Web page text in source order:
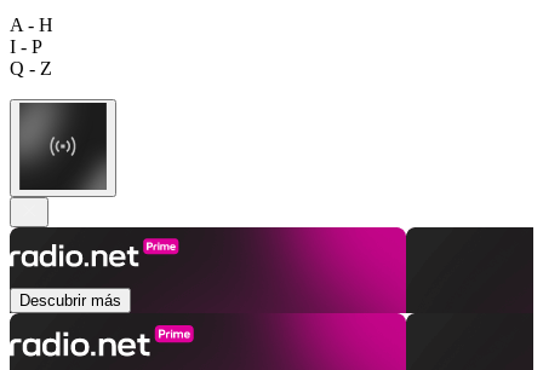
A - H
I - P
Q - Z
Descubrir más